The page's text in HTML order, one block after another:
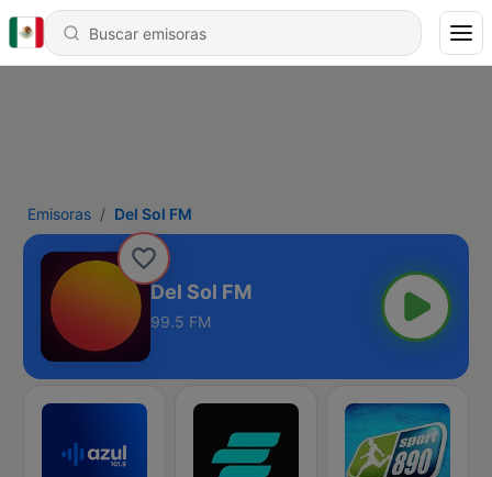
Emisoras Del Sol FM
Del Sol FM
99.5 FM